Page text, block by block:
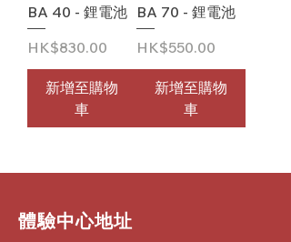
BA 40 - 鋰電池
價格
HK$830.00
新增至購物
車
BA 70 - 鋰電池
價格
HK$550.00
新增至購物
車
​體驗中心地址